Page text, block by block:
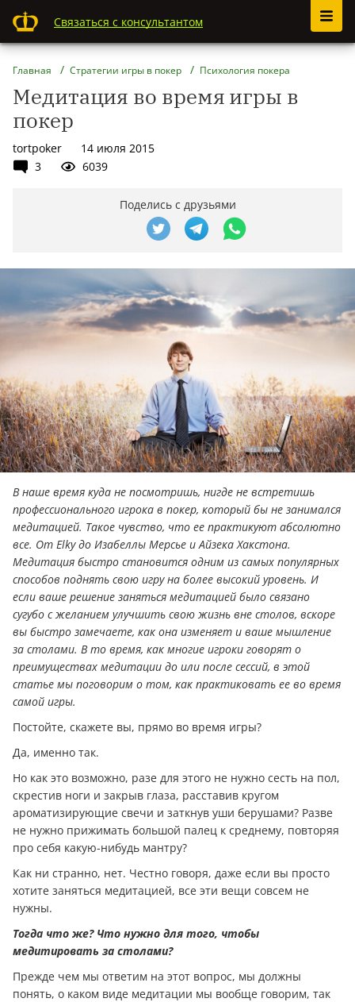
Связаться с консультантом
Главная Стратегии игры в покер Психология покера
Медитация во время игры в
покер
tortpoker
14 июля 2015
3
6039
Поделись с друзьями
В наше время куда не посмотришь, нигде не встретишь
профессионального игрока в покер, который бы не занимался
медитацией. Такое чувство, что ее практикуют абсолютно
все. От Elky до Изабеллы Мерсье и Айзека Хакстона.
Медитация быстро становится одним из самых популярных
способов поднять свою игру на более высокий уровень. И
если ваше решение заняться медитацией было связано
сугубо с желанием улучшить свою жизнь вне столов, вскоре
вы быстро замечаете, как она изменяет и ваше мышление
за столами. В то время, как многие игроки говорят о
преимуществах медитации до или после сессий, в этой
статье мы поговорим о том, как практиковать ее во время
самой игры.
Постойте, скажете вы, прямо во время игры?
Да, именно так.
Но как это возможно, разе для этого не нужно сесть на пол,
скрестив ноги и закрыв глаза, расставив кругом
ароматизирующие свечи и заткнув уши берушами? Разве
не нужно прижимать большой палец к среднему, повторяя
про себя какую-нибудь мантру?
Как ни странно, нет. Честно говоря, даже если вы просто
хотите заняться медитацией, все эти вещи совсем не
нужны.
Тогда что же? Что нужно для того, чтобы
медитировать за столами?
Прежде чем мы ответим на этот вопрос, мы должны
понять, о каком виде медитации мы вообще говорим, так